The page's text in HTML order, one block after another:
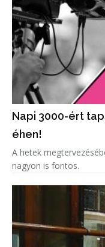
Napi 3000-ért
éhen!
A hetek
nagyon is fontos.